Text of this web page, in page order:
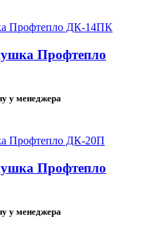
Профтепло
у менеджера
Профтепло
у менеджера